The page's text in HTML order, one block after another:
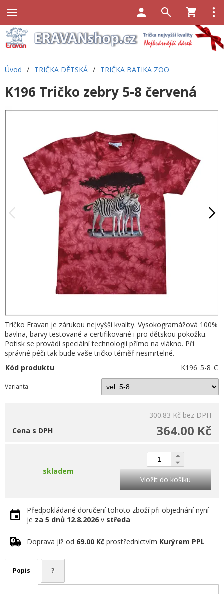
Úvod / TRIČKA DĚTSKÁ / TRIČKA BATIKA ZOO
K196 Tričko zebry 5-8 červená
Tričko Eravan je zárukou nejvyšší kvality. Vysokogramážová 100%
bavlna, barvy testované a certifikované i pro dětskou pokožku.
Potisk se provádí speciální technologií přímo na vlákno. Při
správné péči tak bude vaše tričko téměř nesmrtelné.
Kód produktu
K196_5-8_C
Varianta
300.83 Kč bez DPH
364.00 Kč
Cena s DPH
skladem
Vložit do košíku
Předpokládané doručení tohoto zboží při objednání nyní
je za 5 dnů 12.8.2026 v středa
Doprava již od 69.00 Kč prostřednictvím Kurýrem PPL
Popis ?